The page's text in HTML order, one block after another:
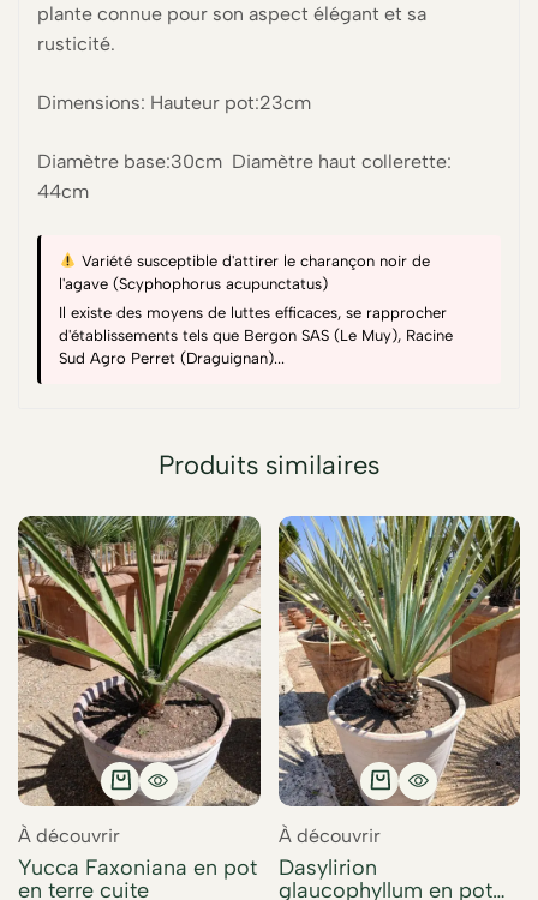
plante connue pour son aspect élégant et sa
rusticité.
Dimensions: Hauteur pot:23cm
Diamètre base:30cm Diamètre haut collerette:
44cm
Variété susceptible d'attirer le charançon noir de
l'agave (Scyphophorus acupunctatus)
Il existe des moyens de luttes efficaces, se rapprocher
d'établissements tels que Bergon SAS (Le Muy), Racine
Sud Agro Perret (Draguignan)...
Produits similaires
À découvrir
Yucca Faxoniana en pot
en terre cuite
À découvrir
Dasylirion
glaucophyllum en pot